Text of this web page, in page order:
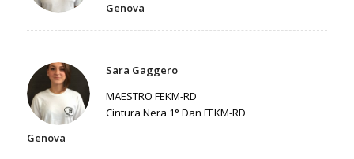
Genova
Sara Gaggero
MAESTRO FEKM-RD
Cintura Nera 1° Dan FEKM-RD
Genova